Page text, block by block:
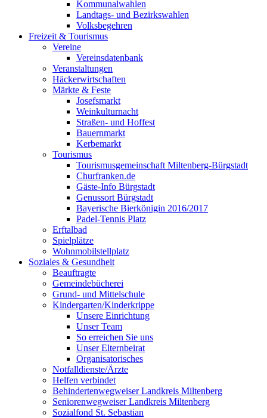
Kommunalwahlen
Landtags- und Bezirkswahlen
Volksbegehren
Freizeit & Tourismus
Vereine
Vereinsdatenbank
Veranstaltungen
Häckerwirtschaften
Märkte & Feste
Josefsmarkt
Weinkulturnacht
Straßen- und Hoffest
Bauernmarkt
Kerbemarkt
Tourismus
Tourismusgemeinschaft Miltenberg-Bürgstadt
Churfranken.de
Gäste-Info Bürgstadt
Genussort Bürgstadt
Bayerische Bierkönigin 2016/2017
Padel-Tennis Platz
Erftalbad
Spielplätze
Wohnmobilstellplatz
Soziales & Gesundheit
Beauftragte
Gemeindebücherei
Grund- und Mittelschule
Kindergarten/Kinderkrippe
Unsere Einrichtung
Unser Team
So erreichen Sie uns
Unser Elternbeirat
Organisatorisches
Notfalldienste/Ärzte
Helfen verbindet
Behindertenwegweiser Landkreis Miltenberg
Seniorenwegweiser Landkreis Miltenberg
Sozialfond St. Sebastian